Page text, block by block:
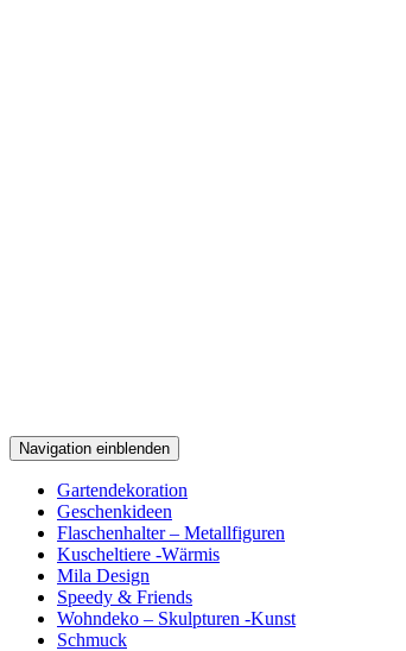
Navigation einblenden
Gartendekoration
Geschenkideen
Flaschenhalter – Metallfiguren
Kuscheltiere -Wärmis
Mila Design
Speedy & Friends
Wohndeko – Skulpturen -Kunst
Schmuck